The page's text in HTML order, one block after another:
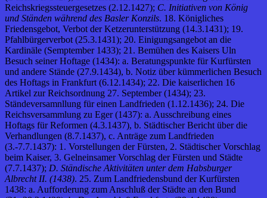
Reichskriegssteuergesetzes (2.12.1427); C. Initiativen von König
und Ständen während des Basler Konzils. 18. Königliches
Friedensgebot, Verbot der Ketzerunterstützung (14.3.1431); 19.
Pfahlbürgerverbot (25.3.1431); 20. Einigungsangebot an die
Kardinäle (Semptember 1433); 21. Bemühen des Kaisers Uln
Besuch seiner Hoftage (1434): a. Beratungspunkte für Kurfürsten
und andere Stände (27.9.1434), b. Notiz über kümmerlichen Besuch
des Hoftags in Frankfurt (6.12.1434); 22. Die kaiserlichen 16
Artikel zur Reichsordnung 27. September (1434); 23.
Ständeversamnllung für einen Landfrieden (1.12.1436); 24. Die
Reichsversammlung zu Eger (1437): a. Ausschreibung eines
Hoftags für Reformen (4.3.1437), b. Städtischer Bericht über die
Verhandlungen (8.7.1437), c. Anträge zum Landfrieden
(3.-7.7.1437): 1. Vorstellungen der Fürsten, 2. Städtischer Vorschlag
beim Kaiser, 3. Gelneinsamer Vorschlag der Fürsten und Städte
(7.7.1437); D. Ständische Aktivitäten unter dem Habsburger
Albrecht II. (1438). 25. Zum Landfriedensbund der Kurfürsten
1438: a. Aufforderung zum Anschluß der Städte an den Bund